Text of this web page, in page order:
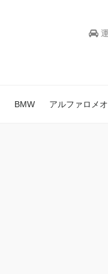
BMW アルファロメオ